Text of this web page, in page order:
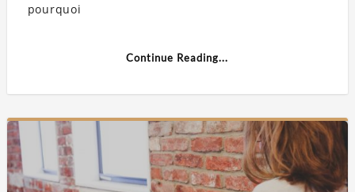
pourquoi
Continue Reading...